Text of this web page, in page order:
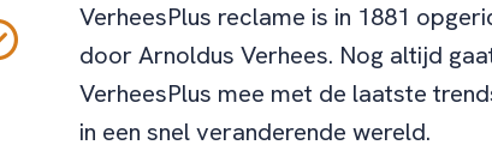
VerheesPlus reclame is in 1881
door Arnoldus Verhees. Nog altijd
VerheesPlus mee met de laatste
in een snel veranderende wereld.